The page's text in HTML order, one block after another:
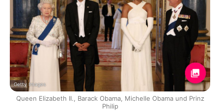
Getty Images
Queen Elizabeth II., Barack Obama, Michelle Obama und Prinz
Philip